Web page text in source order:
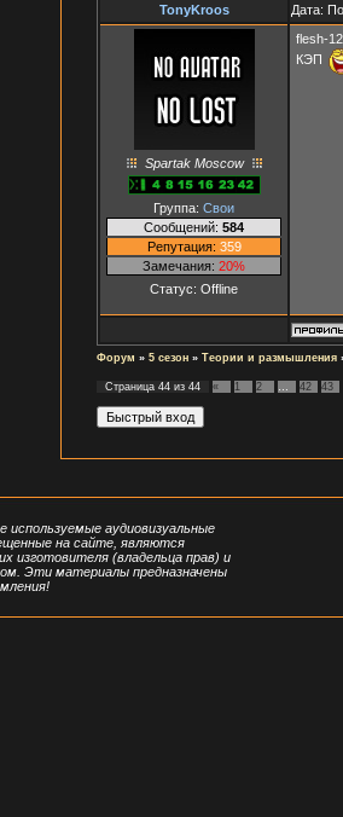
TonyKroos Дата:
Spartak Moscow
Группа: Свои
Сообщений: 584
Репутация: 359
Замечания: 20%
Статус: Offline
flesh-
КЭП
Форум » 5 сезон » Теории и размышления
Страница 44 из 44 « 1 2 42 43
используемые аудиовизуальные
на сайте, являются
изготовителя (владельца прав) и
Эти материалы предназначены